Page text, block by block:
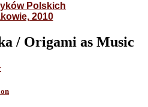
Polskich
2010
/ Origami as Music